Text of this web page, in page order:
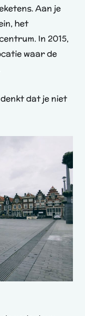
Aan je
het
In 2015,
waar de
dat je niet